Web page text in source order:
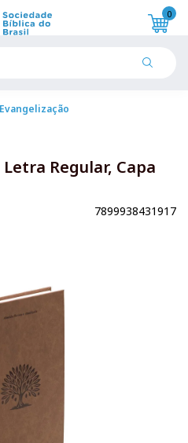
0
Regular, Capa
7899938431917